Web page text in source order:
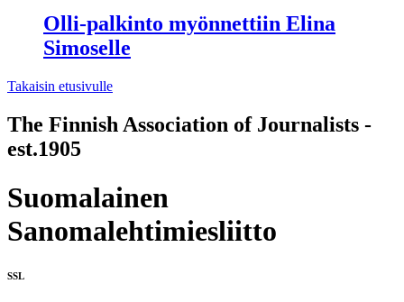
Olli-palkinto myönnettiin Elina
Simoselle
Takaisin etusivulle
The Finnish Association of Journalists -
est.1905
Suomalainen
Sanomalehtimiesliitto
SSL